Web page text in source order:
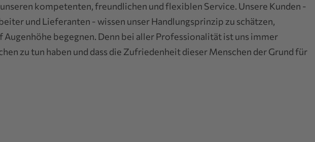
kompetenten, freundlichen und flexiblen Service. Unsere Kunden -
und Lieferanten - wissen unser Handlungsprinzip zu schätzen,
Augenhöhe begegnen. Denn bei aller Professionalität ist uns immer
zu tun haben und dass die Zufriedenheit dieser Menschen der Grund für